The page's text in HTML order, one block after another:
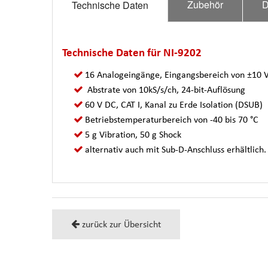
Technische Daten Zubehör
Technische Daten für NI-9202
16 Analogeingänge, Eingangsbereich von ±10
Abstrate von 10kS/s/ch, 24-bit-Auflösung
60 V DC, CAT I, Kanal zu Erde Isolation (DSUB)
Betriebstemperaturbereich von -40 bis 70 °C
5 g Vibration, 50 g Shock
alternativ auch mit Sub-D-Anschluss erhältlich.
zurück zur Übersicht